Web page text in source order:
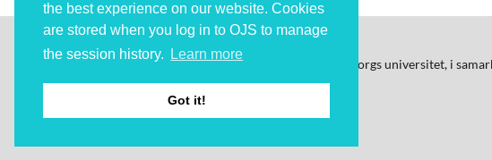
the best experience on our website. Cookies
are stored when you log in to OJS to manage
the session history.
Learn more
Got it!
Socialvetenskaplig Tidskrift ges ut av Göteborgs universitet, i
ISSN: 2003-5624 (digital)